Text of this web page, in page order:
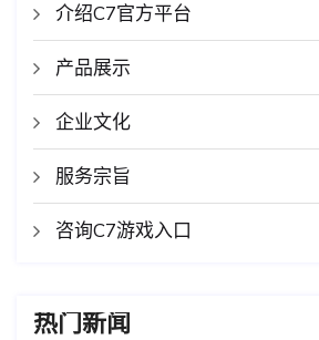
介绍C7官方平台
产品展示
企业文化
服务宗旨
咨询C7游戏入口
热门新闻